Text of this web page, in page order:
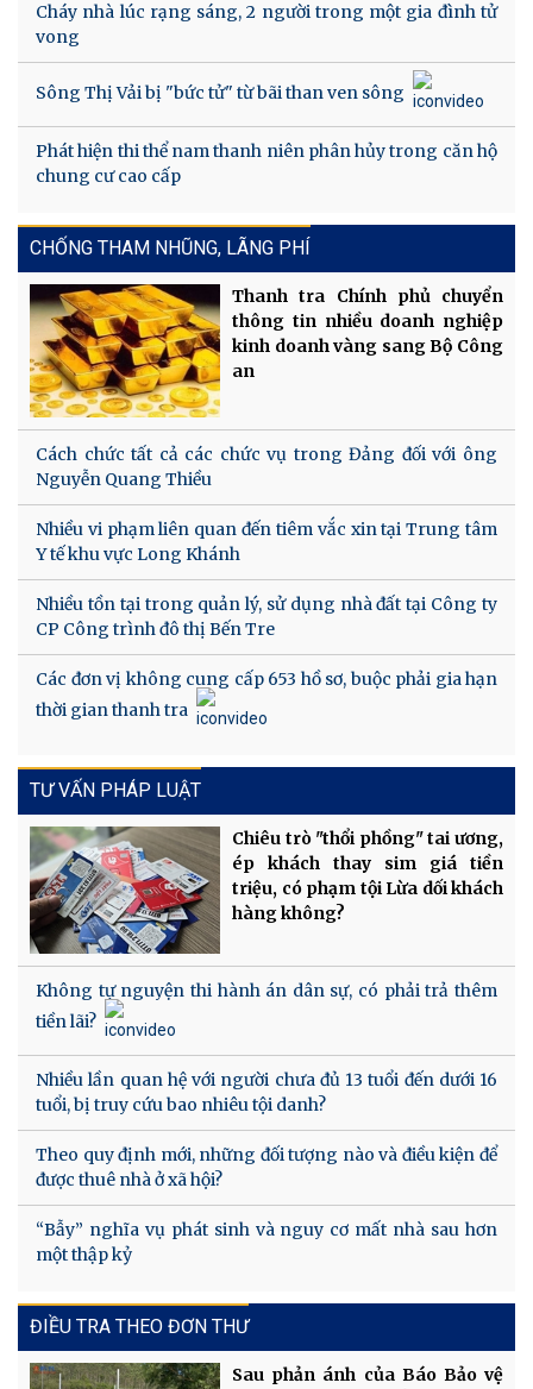
Cháy nhà lúc rạng sáng, 2 người trong một gia đình tử
vong
Sông Thị Vải bị "bức tử" từ bãi than ven sông
Phát hiện thi thể nam thanh niên phân hủy trong căn hộ
chung cư cao cấp
CHỐNG THAM NHŨNG, LÃNG PHÍ
Thanh tra Chính phủ chuyển
thông tin nhiều doanh nghiệp
kinh doanh vàng sang Bộ Công
an
Cách chức tất cả các chức vụ trong Đảng đối với ông
Nguyễn Quang Thiều
Nhiều vi phạm liên quan đến tiêm vắc xin tại Trung tâm
Y tế khu vực Long Khánh
Nhiều tồn tại trong quản lý, sử dụng nhà đất tại Công ty
CP Công trình đô thị Bến Tre
Các đơn vị không cung cấp 653 hồ sơ, buộc phải gia hạn
thời gian thanh tra
TƯ VẤN PHÁP LUẬT
Chiêu trò "thổi phồng" tai ương,
ép khách thay sim giá tiền
triệu, có phạm tội Lừa dối khách
hàng không?
Không tự nguyện thi hành án dân sự, có phải trả thêm
tiền lãi?
Nhiều lần quan hệ với người chưa đủ 13 tuổi đến dưới 16
tuổi, bị truy cứu bao nhiêu tội danh?
Theo quy định mới, những đối tượng nào và điều kiện để
được thuê nhà ở xã hội?
“Bẫy” nghĩa vụ phát sinh và nguy cơ mất nhà sau hơn
một thập kỷ
ĐIỀU TRA THEO ĐƠN THƯ
Sau phản ánh của Báo Bảo vệ